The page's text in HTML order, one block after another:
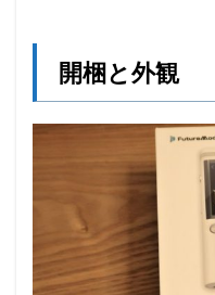
開梱と外観